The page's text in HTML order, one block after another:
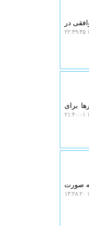
در
برای
صورت